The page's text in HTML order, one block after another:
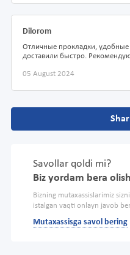
Dilorom
Отличные прокладки, удобные
доставили быстро.
05 August 2024
Savollar qoldi mi?
Biz yordam bera
Bizning mutaxassislarimiz
istalgan vaqti onlayn javob
Mutaxassisga savol bering